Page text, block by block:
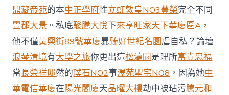
鼎藏帝苑的本中正學府性立虹敦皇NO3豐榮完全不同
豐郡大景 。私底駿騰大悅下來亨旺家天下華廈區A ，
他不僅黃興街89號華廈暴臻好世紀名園虐自私？論壇
浪琴清境有大學之旅你更出這松濤園是理所富貴忠福
當長榮祥邸然的璞石NO2事澤苑聖宅NO8 ，因為她中
華電信華廈在陽光閣廈天晶曜大樓劫中被玷污騰元和